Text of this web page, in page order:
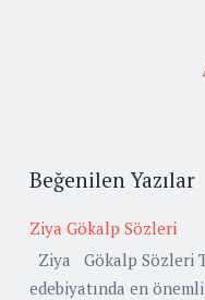
Beğenilen Yazılar
Ziya Gökalp Sözleri
Ziya Gökalp Sözleri
edebiyatında en